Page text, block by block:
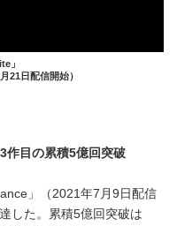
」
21日配信開始）
目の累積5億回突破
」（2021年7月9日配信
した。累積5億回突破は